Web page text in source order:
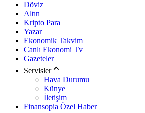
Döviz
Altın
Kripto Para
Yazar
Ekonomik Takvim
Canlı Ekonomi Tv
Gazeteler
Servisler
Hava Durumu
Künye
İletişim
Finansopia Özel Haber